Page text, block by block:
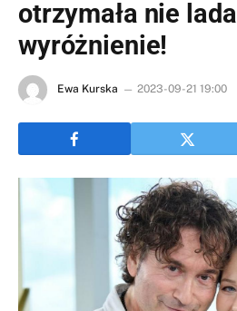
otrzymała nie lada
wyróżnienie!
Ewa Kurska 2023-09-21 19:00